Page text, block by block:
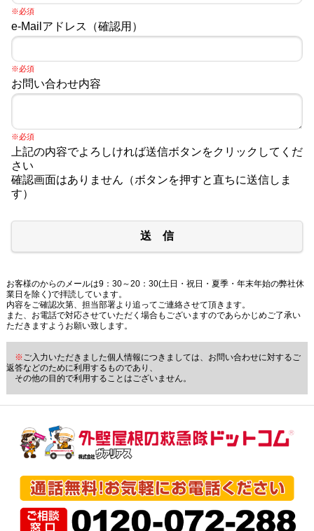
※必須
e-Mailアドレス（確認用）
※必須
お問い合わせ内容
※必須
上記の内容でよろしければ送信ボタンをクリックしてくだ
さい
確認画面はありません（ボタンを押すと直ちに送信しま
す）
送 信
お客様のからのメールは9：30～20：30(土日・祝日・夏季・年末年始の弊社休
業日を除く)で拝読しています。
内容をご確認次第、担当部署より追ってご連絡させて頂きます。
また、お電話で対応させていただく場合もございますのであらかじめご了承い
ただきますようお願い致します。
※ ご入力いただきました個人情報につきましては、お問い合わせに対するご
返答などのために利用するものであり、
その他の目的で利用することはございません。